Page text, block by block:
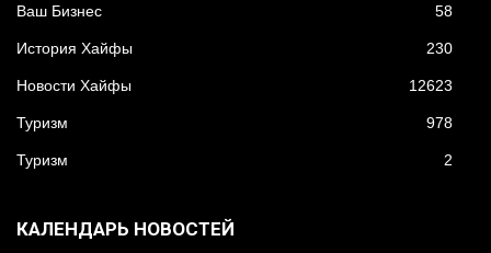
Ваш Бизнес 58
История Хайфы 230
Новости Хайфы 12623
Туризм 978
Туризм 2
КАЛЕНДАРЬ НОВОСТЕЙ